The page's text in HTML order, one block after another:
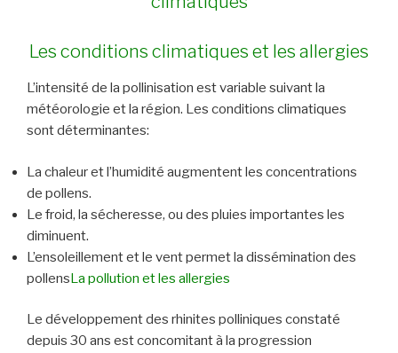
Les conditions climatiques et les allergies
L’intensité de la pollinisation est variable suivant la
météorologie et la région. Les conditions climatiques
sont déterminantes:
La chaleur et l’humidité augmentent les concentrations
de pollens.
Le froid, la sécheresse, ou des pluies importantes les
diminuent.
L’ensoleillement et le vent permet la dissémination des
pollensLa pollution et les allergies
Le développement des rhinites polliniques constaté
depuis 30 ans est concomitant à la progression